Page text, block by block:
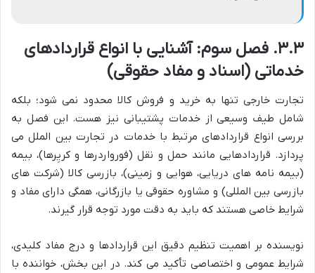
۳.۳. فصل سوم: آشنایی با انواع قراردادهای
خدماتی (اسناد و مفاد حقوقی)
تجارت خارجی تنها به خرید و فروش کالا محدود نمی شود؛ بلکه
شامل طیف وسیعی از خدمات پشتیبانی نیز هست. این فصل به
بررسی انواع قراردادهای مرتبط با خدمات در تجارت بین الملل می
پردازد. قراردادهایی مانند حمل و نقل (فورواردرها و کریِرها)، بیمه
(بیمه نامه های دریایی، هوایی و زمینی)، بازرسی کالا (شرکت های
بازرسی بین المللی) و مشاوره حقوقی یا بازرگانی، همگی دارای مفاد و
شرایط خاصی هستند که باید به دقت مورد توجه قرار گیرند.
نویسنده بر اهمیت تنظیم دقیق این قراردادها و درج مفاد کلیدی،
شرایط عمومی و اختصاصی تأکید می کند. در این بخش، خواننده با